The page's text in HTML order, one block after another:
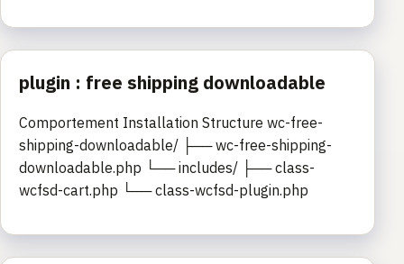
plugin : free shipping downloadable
Comportement Installation Structure wc-free-
shipping-downloadable/ ├── wc-free-shipping-
downloadable.php └── includes/ ├── class-
wcfsd-cart.php └── class-wcfsd-plugin.php